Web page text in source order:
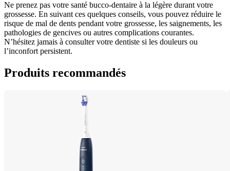
Ne prenez pas votre santé bucco-dentaire à la légère durant votre
grossesse. En suivant ces quelques conseils, vous pouvez réduire le
risque de mal de dents pendant votre grossesse, les saignements, les
pathologies de gencives ou autres complications courantes.
N’hésitez jamais à consulter votre dentiste si les douleurs ou
l’inconfort persistent.
Produits recommandés